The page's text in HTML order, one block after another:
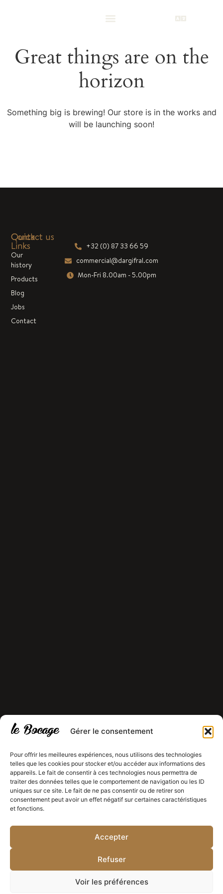
Gérer le consentement
Pour offrir les meilleures expériences, nous utilisons des technologies
telles que les cookies pour stocker et/ou accéder aux informations des
appareils. Le fait de consentir à ces technologies nous permettra de
traiter des données telles que le comportement de navigation ou les ID
uniques sur ce site. Le fait de ne pas consentir ou de retirer son
consentement peut avoir un effet négatif sur certaines caractéristiques
et fonctions.
Accepter
Refuser
Voir les préférences
Great things are on the
horizon
Something big is brewing! Our store is in the works and
will be launching soon!
Quick
Links
Our
history
Products
Blog
Jobs
Contact
Contact us
+32 (0) 87 33 66 59
commercial@dargifral.com
Mon-Fri 8.00am - 5.00pm
Legal Document 2
© 2026 All rights reserved.Site designed by